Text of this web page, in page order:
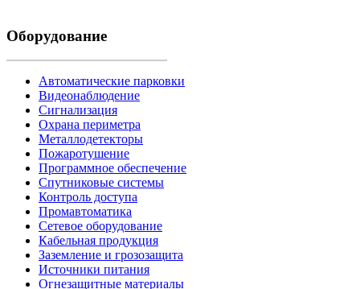
Оборудование
Автоматические парковки
Видеонаблюдение
Сигнализация
Охрана периметра
Металлодетекторы
Пожаротушение
Программное обеспечение
Спутниковые системы
Контроль доступа
Промавтоматика
Сетевое оборудование
Кабельная продукция
Заземление и грозозащита
Источники питания
Огнезащитные материалы